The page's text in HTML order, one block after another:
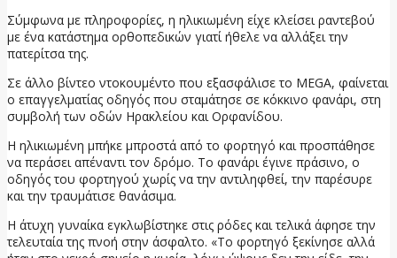
Σύμφωνα με πληροφορίες, η ηλικιωμένη είχε κλείσει ραντεβού
με ένα κατάστημα ορθοπεδικών γιατί ήθελε να αλλάξει την
πατερίτσα της.
Σε άλλο βίντεο ντοκουμέντο που εξασφάλισε το MEGA, φαίνεται
ο επαγγελματίας οδηγός που σταμάτησε σε κόκκινο φανάρι, στη
συμβολή των οδών Ηρακλείου και Ορφανίδου.
Η ηλικιωμένη μπήκε μπροστά από το φορτηγό και προσπάθησε
να περάσει απέναντι τον δρόμο. Το φανάρι έγινε πράσινο, ο
οδηγός του φορτηγού χωρίς να την αντιληφθεί, την παρέσυρε
και την τραυμάτισε θανάσιμα.
Η άτυχη γυναίκα εγκλωβίστηκε στις ρόδες και τελικά άφησε την
τελευταία της πνοή στην άσφαλτο. «Το φορτηγό ξεκίνησε αλλά